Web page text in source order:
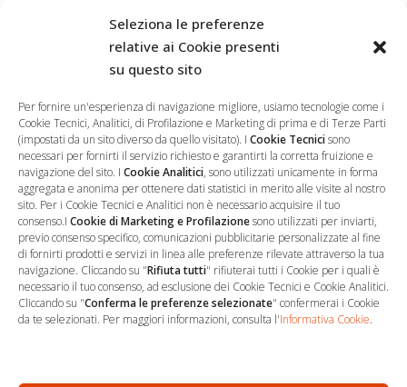
Seleziona le preferenze
relative ai Cookie presenti
su questo sito
Per fornire un'esperienza di navigazione migliore, usiamo tecnologie come i
Cookie Tecnici, Analitici, di Profilazione e Marketing di prima e di Terze Parti
(impostati da un sito diverso da quello visitato). I Cookie Tecnicisono
necessari per fornirti il servizio richiesto e garantirti la corretta fruizione e
navigazione del sito. I Cookie Analitici, sono utilizzati unicamente in forma
aggregata e anonima per ottenere dati statistici in merito alle visite al nostro
sito. Per i Cookie Tecnici e Analitici non è necessario acquisire il tuo
consenso.I Cookie di Marketing e Profilazionesono utilizzati per inviarti,
previo consenso specifico, comunicazioni pubblicitarie personalizzate al fine
di fornirti prodotti e servizi in linea alle preferenze rilevate attraverso la tua
navigazione. Cliccando su "Rifiuta tutti" rifiuterai tutti i Cookie per i quali è
necessario il tuo consenso, ad esclusione dei Cookie Tecnici e Cookie Analitici.
Cliccando su "Conferma le preferenze selezionate" confermerai i Cookie
da te selezionati. Per maggiori informazioni, consulta l'Informativa Cookie.
Salva il mio nome, email e sito web in questo browser per la
prossima volta che commento.
… Sede Operativa